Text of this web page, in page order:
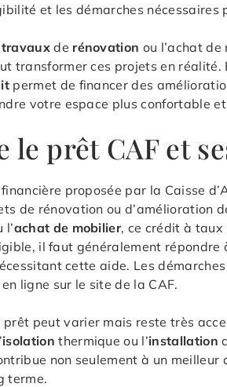
et les démarches nécessaires
travauxde rénovation ou l’achat
transformer ces projets en réalité.
permet de financer des
votre espace plus confortable
prêt CAF et
proposée par la Caisse
de rénovation ou d’amélioration
l’achat de mobilier, ce crédit à
il faut généralement répondre
cette aide. Les
en ligne sur le site de la CAF.
prêt peut varier mais reste très
isolation thermique ou l’installation
non seulement à un
terme.